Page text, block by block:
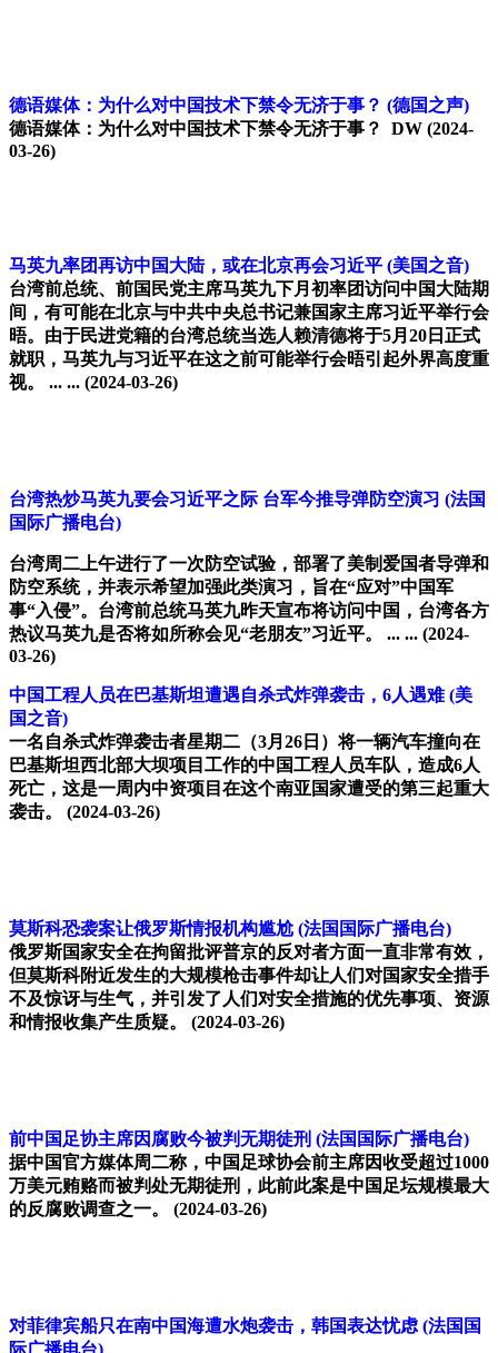
德语媒体：为什么对中国技术下禁令无济于事？ (德国之声)
德语媒体：为什么对中国技术下禁令无济于事？ DW (2024-
03-26)
马英九率团再访中国大陆，或在北京再会习近平 (美国之音)
台湾前总统、前国民党主席马英九下月初率团访问中国大陆期
间，有可能在北京与中共中央总书记兼国家主席习近平举行会
晤。由于民进党籍的台湾总统当选人赖清德将于5月20日正式
就职，马英九与习近平在这之前可能举行会晤引起外界高度重
视。 ... ... (2024-03-26)
台湾热炒马英九要会习近平之际 台军今推导弹防空演习 (法国
国际广播电台)
台湾周二上午进行了一次防空试验，部署了美制爱国者导弹和
防空系统，并表示希望加强此类演习，旨在“应对”中国军
事“入侵”。台湾前总统马英九昨天宣布将访问中国，台湾各方
热议马英九是否将如所称会见“老朋友”习近平。 ... ... (2024-
03-26)
中国工程人员在巴基斯坦遭遇自杀式炸弹袭击，6人遇难 (美
国之音)
一名自杀式炸弹袭击者星期二（3月26日）将一辆汽车撞向在
巴基斯坦西北部大坝项目工作的中国工程人员车队，造成6人
死亡，这是一周内中资项目在这个南亚国家遭受的第三起重大
袭击。
(2024-03-26)
莫斯科恐袭案让俄罗斯情报机构尴尬 (法国国际广播电台)
俄罗斯国家安全在拘留批评普京的反对者方面一直非常有效，
但莫斯科附近发生的大规模枪击事件却让人们对国家安全措手
不及惊讶与生气，并引发了人们对安全措施的优先事项、资源
和情报收集产生质疑。 (2024-03-26)
前中国足协主席因腐败今被判无期徒刑 (法国国际广播电台)
据中国官方媒体周二称，中国足球协会前主席因收受超过1000
万美元贿赂而被判处无期徒刑，此前此案是中国足坛规模最大
的反腐败调查之一。 (2024-03-26)
对菲律宾船只在南中国海遭水炮袭击，韩国表达忧虑 (法国国